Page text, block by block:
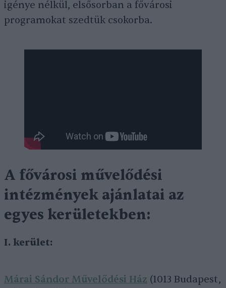
igénye nélkül, elsősorban a fővárosi
programokat szedtük csokorba.
A fővárosi művelődési
intézmények ajánlatai az
egyes kerületekben:
I. kerület:
Márai Sándor Művelődési Ház (1013 Budapest,